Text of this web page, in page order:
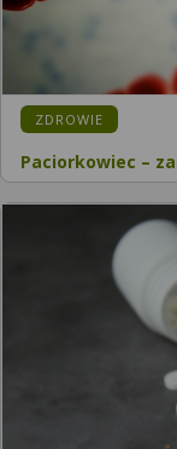
KATEGORIA:
ZDROWIE
Paciorkowiec –